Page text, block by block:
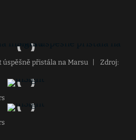
přistála na Marsu
Zdroj: